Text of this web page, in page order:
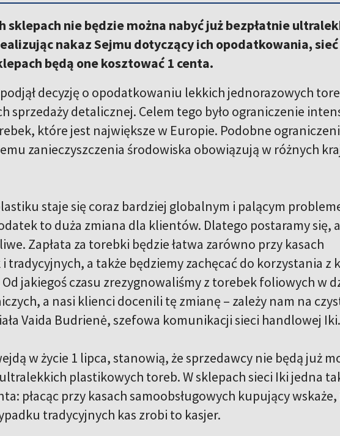
sklepach nie będzie można nabyć już bezpłatnie
nakaz Sejmu dotyczący ich opodatkowania,
będą one kosztować 1 centa.
decyzję o opodatkowaniu lekkich jednorazowych
sprzedaży detalicznej. Celem tego było ograniczenie
które jest największe w Europie. Podobne
zanieczyszczenia środowiska obowiązują w różnych
staje się coraz bardziej globalnym i palącym
to duża zmiana dla klientów. Dlatego postaramy się,
Zapłata za torebki będzie łatwa zarówno przy kasach
tradycyjnych, a także będziemy zachęcać do korzystania z
jakiegoś czasu zrezygnowaliśmy z torebek foliowych w
a nasi klienci docenili tę zmianę – zależy nam na
Vaida Budrienė, szefowa komunikacji sieci handlowej Iki.
w życie 1 lipca, stanowią, że sprzedawcy nie będą już
plastikowych toreb. W sklepach sieci Iki jedna
płacąc przy kasach samoobsługowych kupujący
tradycyjnych kas zrobi to kasjer.